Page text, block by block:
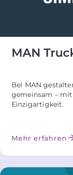
MAN
Bei MAN
gemeinsam – mit
Einzigartigkeit.
Mehr erfahren